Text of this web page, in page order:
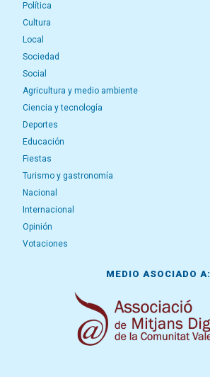
Política
Cultura
Local
Sociedad
Social
Agricultura y medio ambiente
Ciencia y tecnología
Deportes
Educación
Fiestas
Turismo y gastronomía
Nacional
Internacional
Opinión
Votaciones
MEDIO ASOCIADO A: